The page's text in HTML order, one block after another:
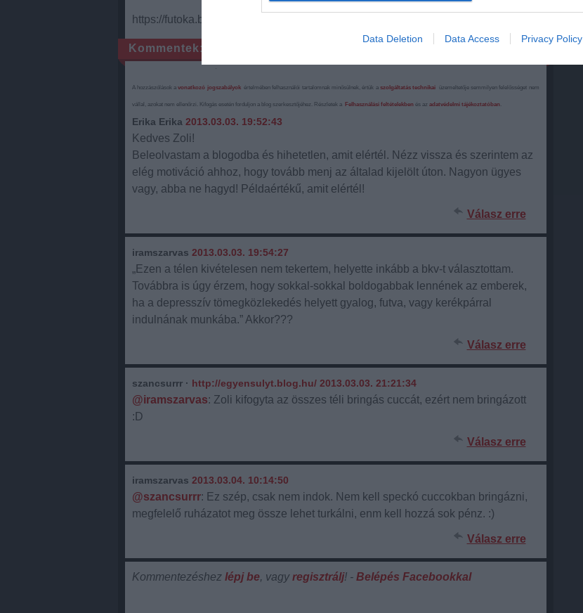
Data Deletion Data Access Privacy Policy
https://futoka.blog.hu/api/trackback/id/5114973
Kommentek:
A hozzászólások avonatkozó jogszabályokértelmében felhasználói tartalomnak minősülnek, értük a szolgáltatás technikai üzemeltetője semmilyen felelősséget nem
vállal, azokat nem ellenőrzi. Kifogás esetén forduljon a blog szerkesztőjéhez. Részletek a Felhasználási feltételekbenés az adatvédelmi tájékoztatóban.
Erika Erika 2013.03.03. 19:52:43
Kedves Zoli!
Beleolvastam a blogodba és hihetetlen, amit elértél. Nézz vissza és szerintem az
elég motiváció ahhoz, hogy tovább menj az általad kijelölt úton. Nagyon ügyes
vagy, abba ne hagyd! Példaértékű, amit elértél!
Válasz erre
iramszarvas 2013.03.03. 19:54:27
„Ezen a télen kivételesen nem tekertem, helyette inkább a bkv-t választottam.
Továbbra is úgy érzem, hogy sokkal-sokkal boldogabbak lennének az emberek,
ha a depresszív tömegközlekedés helyett gyalog, futva, vagy kerékpárral
indulnának munkába.” Akkor???
Válasz erre
szancsurrr · http://egyensulyt.blog.hu/ 2013.03.03. 21:21:34
@iramszarvas: Zoli kifogyta az összes téli bringás cuccát, ezért nem bringázott
:D
Válasz erre
iramszarvas 2013.03.04. 10:14:50
@szancsurrr: Ez szép, csak nem indok. Nem kell speckó cuccokban bringázni,
megfelelő ruházatot meg össze lehet turkálni, enm kell hozzá sok pénz. :)
Válasz erre
Kommentezéshez lépj be, vagyregisztrálj! ‐ Belépés Facebookkal